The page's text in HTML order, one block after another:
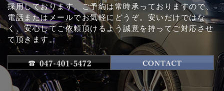
採用しております。ご予約は常時承っておりますので、
電話またはメールでお気軽にどうぞ。安いだけではな
く、安心してご依頼頂けるよう誠意を持ってご対応させ
て頂きます。